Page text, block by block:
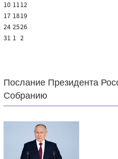
10 1112
17 1819
24 2526
31 1 2
Послание Президента
Собранию